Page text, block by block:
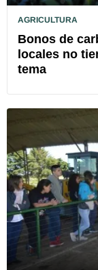
AGRICULTURA
Bonos de
locales no
tema